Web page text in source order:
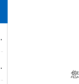
测应用
的因素